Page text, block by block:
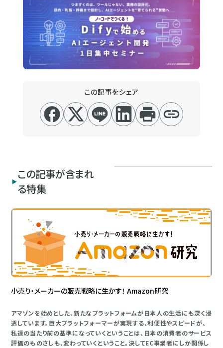
この記事をシェア
この記事が含まれ
る特集
小売り・メーカーの販売戦略に生かす！ Amazon研究
アマゾンを始めとした、新たなプラットフォームが日本人の生活にも深く浸
透しています。巨大プラットフォーマーが実現する、利便性やスピードが、
私達の当たり前の基準になっていくということは、日本の消費者のサービス
評価のものさしも、変わっていくということ。決してEC事業者にしか関係し